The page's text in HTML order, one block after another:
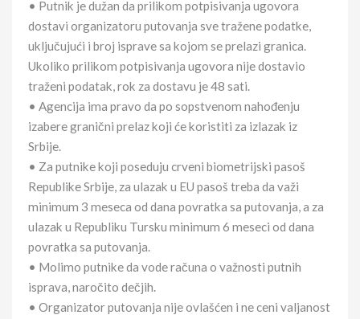
• Putnik je dužan da prilikom potpisivanja ugovora
dostavi organizatoru putovanja sve tražene podatke,
uključujući i broj isprave sa kojom se prelazi granica.
Ukoliko prilikom potpisivanja ugovora nije dostavio
traženi podatak, rok za dostavu je 48 sati.
• Agencija ima pravo da po sopstvenom nahođenju
izabere granični prelaz koji će koristiti za izlazak iz
Srbije.
• Za putnike koji poseduju crveni biometrijski pasoš
Republike Srbije, za ulazak u EU pasoš treba da važi
minimum 3 meseca od dana povratka sa putovanja, a za
ulazak u Republiku Tursku minimum 6 meseci od dana
povratka sa putovanja.
• Molimo putnike da vode računa o važnosti putnih
isprava, naročito dečjih.
• Organizator putovanja nije ovlašćen i ne ceni valjanost